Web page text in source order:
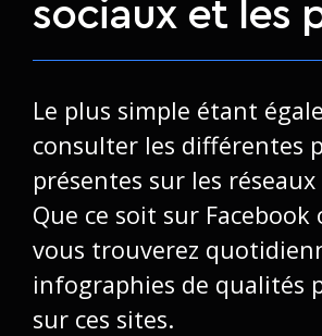
sociaux et les
Le plus simple étant
consulter les différentes
présentes sur les réseaux
Que ce soit sur
vous trouverez
infographies de qualités
sur ces sites.